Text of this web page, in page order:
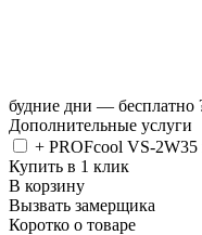
будние дни — бесплатно
Дополнительные услуги
+ PROFcool VS-
Купить в 1 клик
В корзину
Вызвать замерщика
Коротко о товаре